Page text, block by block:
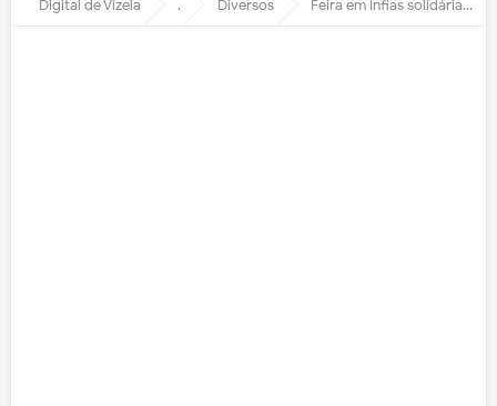
Digital de Vizela . Diversos Feira em Infias solidária com Rodrigo